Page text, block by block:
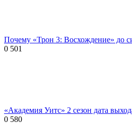
Почему «Трон 3: Восхождение» до
0 501
«Академия Уитс» 2 сезон дата
0 580